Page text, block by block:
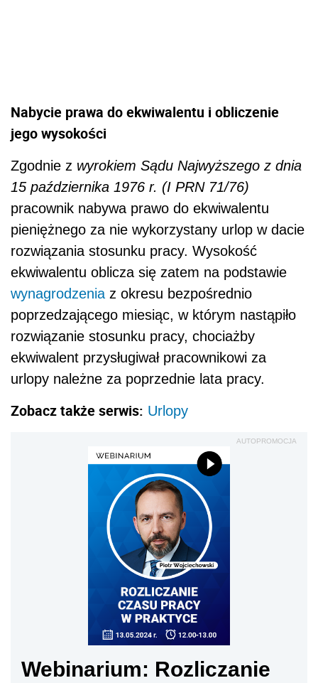
Nabycie prawa do ekwiwalentu i obliczenie
jego wysokości
Zgodnie z wyrokiem Sądu Najwyższego z dnia
15 października 1976 r. (I PRN 71/76)
pracownik nabywa prawo do ekwiwalentu
pieniężnego za nie wykorzystany urlop w dacie
rozwiązania stosunku pracy. Wysokość
ekwiwalentu oblicza się zatem na podstawie
wynagrodzenia z okresu bezpośrednio
poprzedzającego miesiąc, w którym nastąpiło
rozwiązanie stosunku pracy, chociażby
ekwiwalent przysługiwał pracownikowi za
urlopy należne za poprzednie lata pracy.
Zobacz także serwis: Urlopy
AUTOPROMOCJA
Webinarium: Rozliczanie